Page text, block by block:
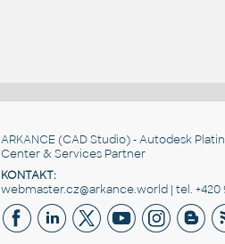
ARKANCE (CAD Studio) - Autodesk
Center & Services Partner
KONTAKT:
webmaster.cz@arkance.world | tel. +420